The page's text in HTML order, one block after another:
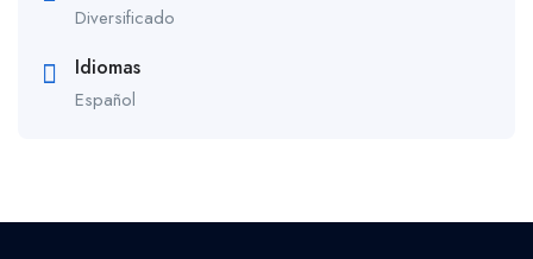
Diversificado
Idiomas
Español